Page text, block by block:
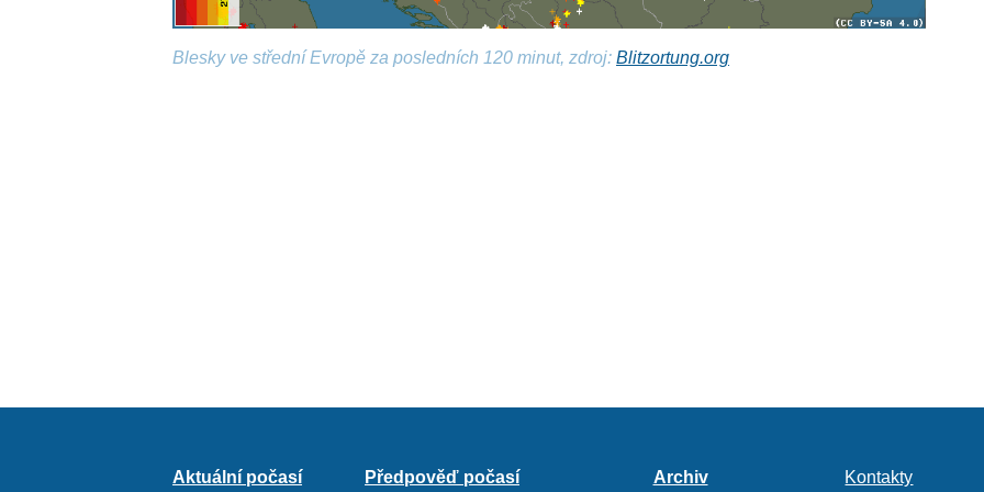
Blesky ve střední Evropě za posledních 120 minut, zdroj:Blitzortung.org
Aktuální počasí Předpověď počasí Archiv Kontakty